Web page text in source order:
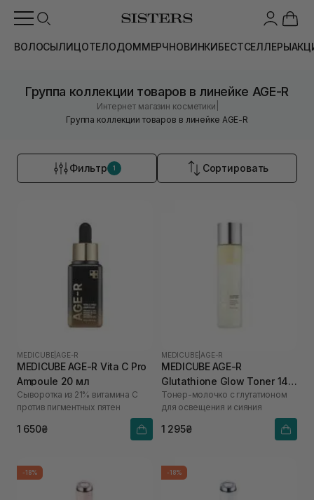
ВОЛОСЫЛИЦОТЕЛОДОММЕРЧНОВИНКИБЕСТСЕЛЛЕРЫ
Группа коллекции товаров в линейке AGE-R
Интернет магазин косметики
Группа коллекции товаров в линейке AGE-R
Фильтр 1 Сортировать
MEDICUBE AGE-R
MEDICUBE AGE-R Vita C Pro
Ampoule 20 мл
Сыворотка из 21% витамина С
против пигментных пятен
1 650₴
MEDICUBE AGE-R
MEDICUBE AGE-R
Glutathione Glow Toner 140
мл
Тонер-молочко с глутатионом
для освещения и сияния
1 295₴
-18% -18%